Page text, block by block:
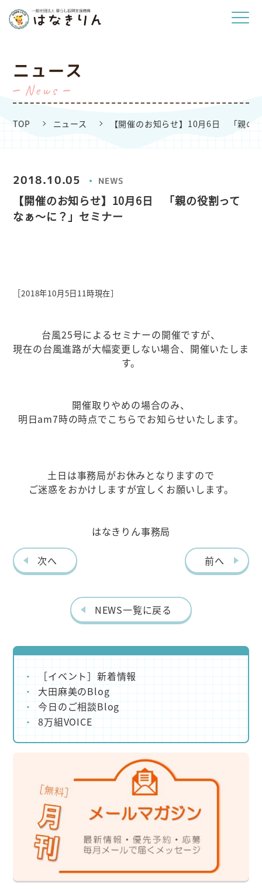
ニュース
News
TOP ニュース 【開催のお知らせ】10月6日 「親の
2018.10.05 NEWS
【開催のお知らせ】10月6日 「親の役割って
なぁ～に？」セミナー
［2018年10月5日11時現在］
台風25号によるセミナーの開催ですが、
現在の台風進路が大幅変更しない場合、開催いたしま
す。
開催取りやめの場合のみ、
明日am7時の時点でこちらでお知らせいたします。
土日は事務局がお休みとなりますので
ご迷惑をおかけしますが宜しくお願いします。
はなきりん事務局
次へ 前へ
NEWS一覧に戻る
［イベント］新着情報
大田麻美のBlog
今日のご相談Blog
8万組VOICE